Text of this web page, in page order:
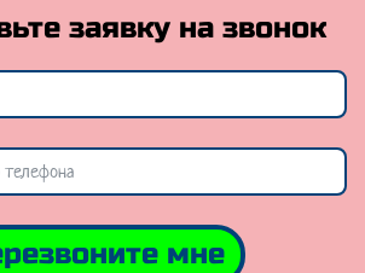
заявку на звонок
мне